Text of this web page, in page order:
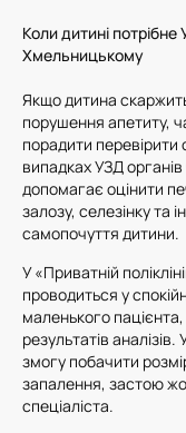
Коли дитині
Хмельницькому
Якщо дитина
порушення апетиту,
порадити перевірити
випадках УЗД
допомагає оцінити
залозу, селезінку та
самопочуття дитини.
У «Приватній
проводиться у
маленького пацієнта,
результатів
змогу побачити
запалення, застою
спеціаліста.